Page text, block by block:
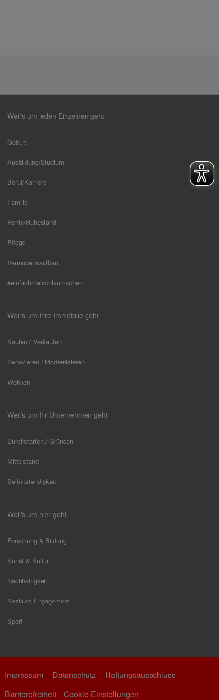
Weil's um jeden Einzelnen geht
Geburt
Ausbildung/Studium
Beruf/Karriere
Familie
Rente/Ruhestand
Pflege
Vermögensaufbau
#einfachmalschlaumachen
Weil's um Ihre Immobilie geht
Kaufen / Verkaufen
Renovieren / Modernisieren
Wohnen
Weil's um Ihr Unternehmen geht
Durchstarten / Gründen
Mittelstand
Selbstständigkeit
Weil's um hier geht
Forschung & Bildung
Kunst & Kultur
Nachhaltigkeit
Soziales Engagement
Sport
Impressum Datenschutz
Haftungsausschluss
Barrierefreiheit
Cookie-Einstellungen